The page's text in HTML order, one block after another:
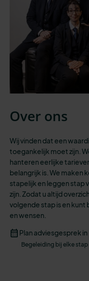
Over ons
Wij vinden dat een
toegankelijk moet zijn.
hanteren eerlijke
belangrijk is. We maken
stapelijk en leggen stap
zijn. Zodat u altijd
volgende stap isen kunt
enwensen
Plan adviesgesprek in
Begeleiding bij elke stap